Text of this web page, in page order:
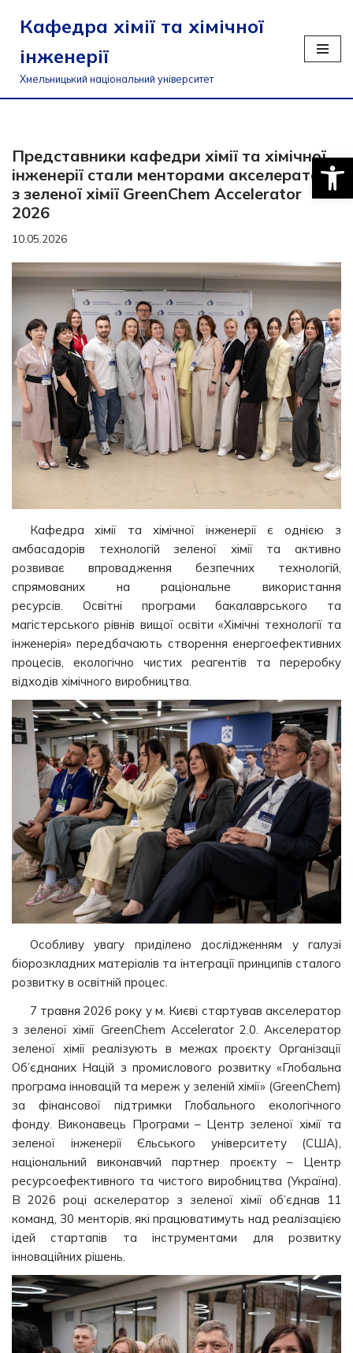
Перейти
до
вмісту
Кафедра хімії та хімічної
інженерії
Хмельницький національний університет
Представники кафедри хімії та хімічної
інженерії стали менторами акселератору
з зеленої хімії GreenChem Accelerator
2026
10.05.2026
Кафедра хімії та хімічної інженерії є однією з
амбасадорів технологій зеленої хімії та активно
розвиває впровадження безпечних технологій,
спрямованих на раціональне використання
ресурсів. Освітні програми бакалаврського та
магістерського рівнів вищої освіти «Хімічні технології та
інженерія» передбачають створення енергоефективних
процесів, екологічно чистих реагентів та переробку
відходів хімічного виробництва.
Особливу увагу приділено дослідженням у галузі
біорозкладних матеріалів та інтеграції принципів сталого
розвитку в освітній процес.
7 травня 2026 року у м. Києві стартував акселератор
з зеленої хімії GreenChem Accelerator 2.0. Акселератор
зеленої хімії реалізують в межах проєкту Організації
Об’єднаних Націй з промислового розвитку «Глобальна
програма інновацій та мереж у зеленій хімії» (GreenChem)
за фінансової підтримки Глобального екологічного
фонду. Виконавець Програми – Центр зеленої хімії та
зеленої інженерії Єльського університету (США),
національний виконавчий партнер проєкту – Центр
ресурсоефективного та чистого виробництва (Україна).
В 2026 році аскелератор з зеленої хімії об’єднав 11
команд, 30 менторів, які працюватимуть над реалізацією
ідей стартапів та інструментами для розвитку
інноваційних рішень.